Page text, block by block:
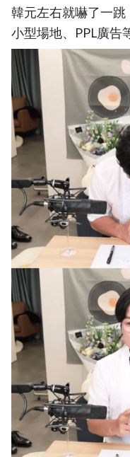
韓元左右就嚇了一
小型場地、PPL廣告